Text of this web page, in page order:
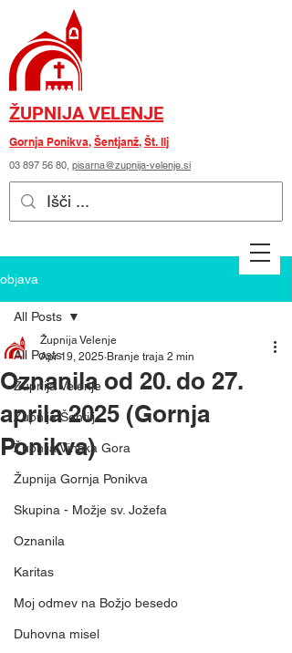
ŽUPNIJA VELENJE
Gornja Ponikva, Šentjanž, Št. Ilj
03 897 56 80, pisarna@zupnija-velenje.si
objava
All Posts
Župnija Velenje
Župnija Šentilj
Župnija Vinska Gora
Župnija Gornja Ponikva
Skupina - Možje sv. Jožefa
Oznanila
Karitas
Moj odmev na Božjo besedo
Duhovna misel
All Posts
Oznanila od 20. do 27.
aprila 2025 (Gornja
Ponikva)
Župnija Velenje
Apr 19, 2025 Branje traja 2 min